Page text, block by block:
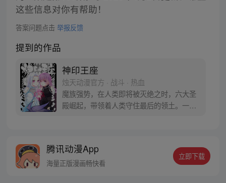
这些信息对你有帮助！
答案问题点击 举报反馈
提到的作品
神印王座
烛天动漫官方 · 战斗 · 热血
魔族强势，在人类即将被灭绝之时，六大圣
殿崛起，带领着人类守住最后的领土。一名
着骑士最高荣耀的神印王座？
腾讯动漫App
海量正版漫画畅快看
立即下载